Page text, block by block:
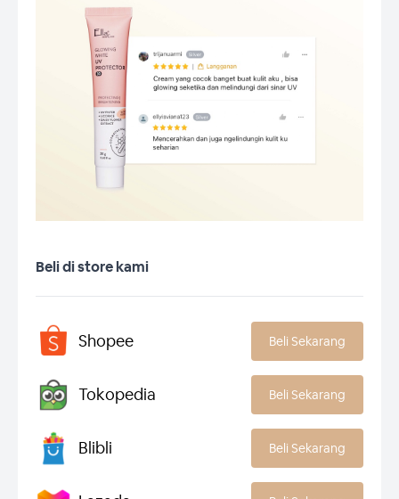
Beli di store kami
Shopee Beli Sekarang
Tokopedia Beli Sekarang
Blibli Beli Sekarang